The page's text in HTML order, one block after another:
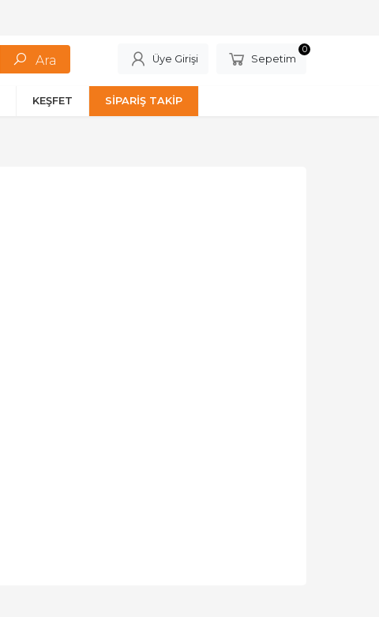
Üye Girişi Sepetim
0
KEŞFET SİPARİŞ TAKİP